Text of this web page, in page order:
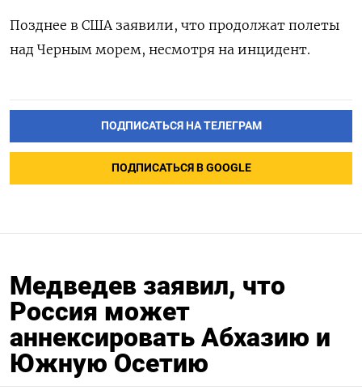
Позднее в США заявили, что продолжат полеты
над Черным морем, несмотря на инцидент.
ПОДПИСАТЬСЯ НА ТЕЛЕГРАМ
ПОДПИСАТЬСЯ В GOOGLE
Медведев заявил, что
Россия может
аннексировать Абхазию и
Южную Осетию